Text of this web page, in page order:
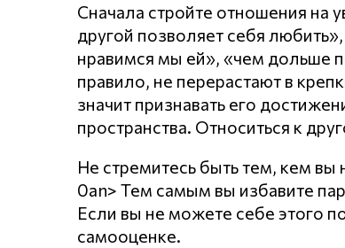
Сначала стройте отношения на
другой позволяет себя
нравимся мы ей», «чем дольше
правило, не перерастают в
значит признавать его
пространства. Относиться к
Не стремитесь быть тем, кем вы
0an> Тем самым вы избавите
Если вы не можете себе этого
самооценке.